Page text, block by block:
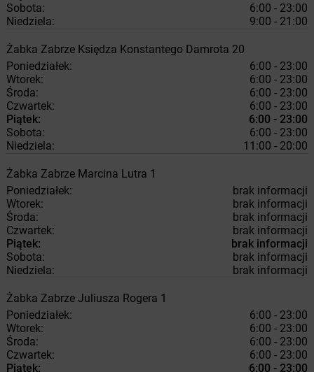
Sobota:
6:00 - 23:00
Niedziela:
9:00 - 21:00
Żabka Zabrze Księdza Konstantego Damrota 20
Poniedziałek:
6:00 - 23:00
Wtorek:
6:00 - 23:00
Środa:
6:00 - 23:00
Czwartek:
6:00 - 23:00
Piątek:
6:00 - 23:00
Sobota:
6:00 - 23:00
Niedziela:
11:00 - 20:00
Żabka Zabrze Marcina Lutra 1
Poniedziałek:
brak informacji
Wtorek:
brak informacji
Środa:
brak informacji
Czwartek:
brak informacji
Piątek:
brak informacji
Sobota:
brak informacji
Niedziela:
brak informacji
Żabka Zabrze Juliusza Rogera 1
Poniedziałek:
6:00 - 23:00
Wtorek:
6:00 - 23:00
Środa:
6:00 - 23:00
Czwartek:
6:00 - 23:00
Piątek:
6:00 - 23:00